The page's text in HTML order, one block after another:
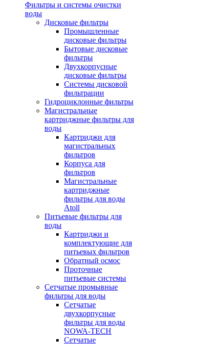
Фильтры и системы очистки
воды
Дисковые фильтры
Промышленные
дисковые фильтры
Бытовые дисковые
фильтры
Двухкорпусные
дисковые фильтры
Системы дисковой
фильтрации
Гидроциклонные фильтры
Магистральные
картриджные фильтры для
воды
Картриджи для
магистральных
фильтров
Корпуса для
фильтров
Магистральные
картриджные
фильтры для воды
Atoll
Питьевые фильтры для
воды
Картриджи и
комплектующие для
питьевых фильтров
Обратный осмос
Проточные
питьевые системы
Сетчатые промывные
фильтры для воды
Сетчатые
двухкорпусные
фильтры для воды
NOWA-TECH
Сетчатые